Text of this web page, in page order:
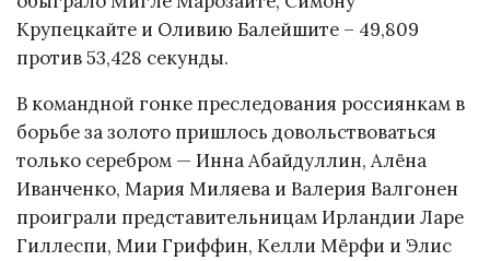
Крупецкайте и Оливию Балейшите – 49,809
против 53,428 секунды.
В командной гонке преследования россиянкам в
борьбе за золото пришлось довольствоваться
только серебром — Инна Абайдуллин, Алёна
Иванченко, Мария Миляева и Валерия Валгонен
проиграли представительницам Ирландии Ларе
Гиллеспи, Мии Гриффин, Келли Мёрфи и Элис